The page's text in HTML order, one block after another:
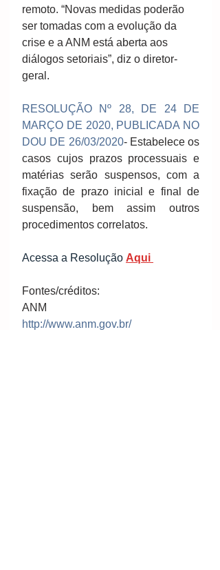
remoto. “Novas medidas poderão
ser tomadas com a evolução da
crise e a ANM está aberta aos
diálogos setoriais”, diz o diretor-
geral.
RESOLUÇÃO Nº 28, DE 24 DE
MARÇO DE 2020, PUBLICADA NO
DOU DE 26/03/2020- Estabelece os
casos cujos prazos processuais e
matérias serão suspensos, com a
fixação de prazo inicial e final de
suspensão, bem assim outros
procedimentos correlatos.
Acessa a Resolução Aqui
Fontes/créditos:
ANM
http://www.anm.gov.br/